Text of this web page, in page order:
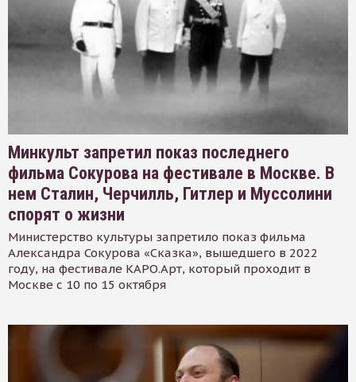
Минкульт запретил показ последнего
фильма Сокурова на фестивале в Москве. В
нем Сталин, Черчилль, Гитлер и Муссолини
спорят о жизни
Министерство культуры запретило показ фильма
Александра Сокурова «Сказка», вышедшего в 2022
году, на фестивале КАРО.Арт, который проходит в
Москве с 10 по 15 октября